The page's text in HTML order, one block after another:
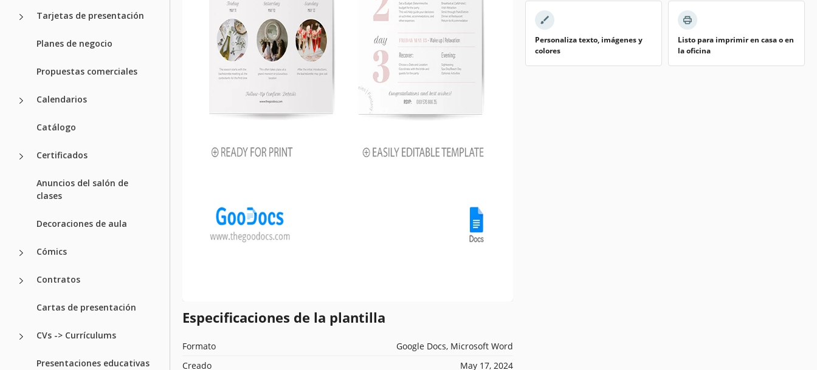
Tarjetas de presentación
Planes de negocio
Propuestas comerciales
Calendarios
Catálogo
Certificados
Anuncios del salón de
clases
Decoraciones de aula
Cómics
Contratos
Cartas de presentación
CVs -> Currículums
Presentaciones educativas
Especificaciones de la plantilla
Formato
Google Docs, Microsoft Word
Creado
May 17, 2024
Personaliza texto, imágenes y
colores
Listo para imprimir en casa o en
la oficina